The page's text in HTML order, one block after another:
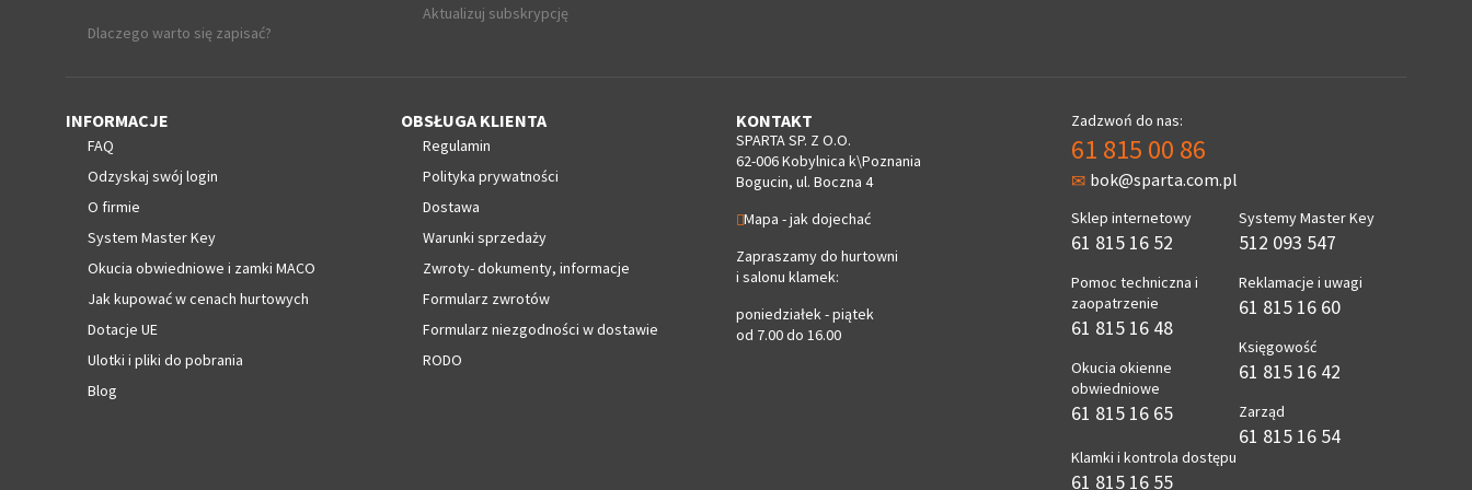
Dlaczego warto się zapisać?
Aktualizuj subskrypcję
INFORMACJE
FAQ
Odzyskaj swój login
O firmie
System Master Key
Okucia obwiedniowe i zamki MACO
Jak kupować w cenach hurtowych
Dotacje UE
Ulotki i pliki do pobrania
Blog
OBSŁUGA KLIENTA
Regulamin
Polityka prywatności
Dostawa
Warunki sprzedaży
Zwroty- dokumenty, informacje
Formularz zwrotów
Formularz niezgodności w dostawie
RODO
KONTAKT
SPARTA SP. Z O.O.
62-006 Kobylnica k\Poznania
Bogucin, ul. Boczna 4
Mapa - jak dojechać
Zapraszamy do hurtowni
i salonu klamek:
poniedziałek - piątek
od 7.00 do 16.00
Zadzwoń do nas:
61 815 00 86
bok@sparta.com.pl
Sklep internetowy
61 815 16 52
Pomoc techniczna i
zaopatrzenie
61 815 16 48
Okucia okienne
obwiedniowe
61 815 16 65
Klamki i kontrola dostępu
61 815 16 55
Systemy Master Key
512 093 547
Reklamacje i uwagi
61 815 16 60
Księgowość
61 815 16 42
Zarząd
61 815 16 54